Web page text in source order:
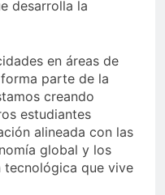
desarrolla la
en áreas de
parte de la
creando
estudiantes
alineada con las
global y los
que vive